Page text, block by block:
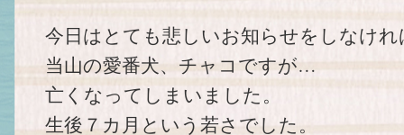
今日はとても悲しいお知らせをしなけ
当山の愛番犬、チャコですが…
亡くなってしまいました。
生後７カ月という若さでした。